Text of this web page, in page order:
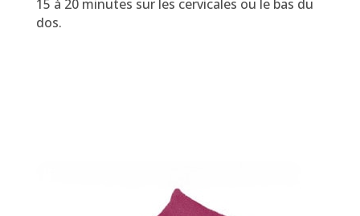
15 à 20 minutes sur les cervicales ou le bas du
dos.